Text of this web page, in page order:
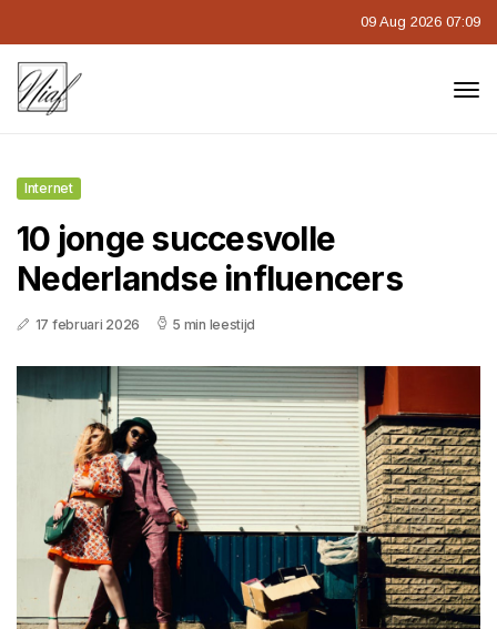
09 Aug 2026 07:09
Internet
10 jonge succesvolle
Nederlandse influencers
17 februari 2026 5 min leestijd